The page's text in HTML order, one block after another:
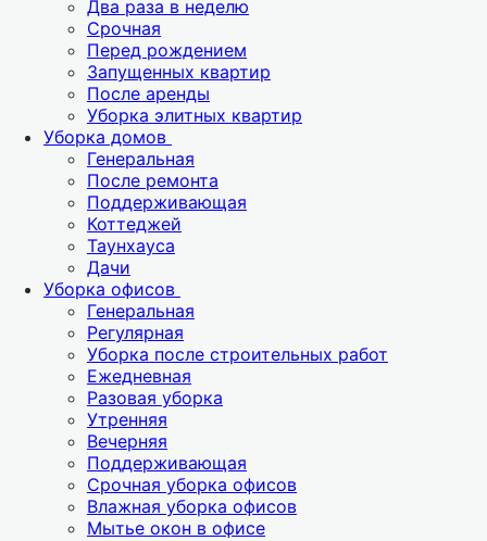
Два раза в неделю
Срочная
Перед рождением
Запущенных квартир
После аренды
Уборка элитных квартир
Уборка домов
Генеральная
После ремонта
Поддерживающая
Коттеджей
Таунхауса
Дачи
Уборка офисов
Генеральная
Регулярная
Уборка после строительных работ
Ежедневная
Разовая уборка
Утренняя
Вечерняя
Поддерживающая
Срочная уборка офисов
Влажная уборка офисов
Мытье окон в офисе